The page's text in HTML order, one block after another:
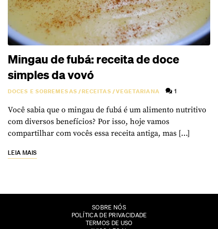
Mingau de fubá: receita de doce
simples da vovó
DOCES E SOBREMESAS/RECEITAS/VEGETARIANA 1
Você sabia que o mingau de fubá é um alimento nutritivo
com diversos benefícios? Por isso, hoje vamos
compartilhar com vocês essa receita antiga, mas […]
LEIA MAIS
SOBRE NÓS
POLÍTICA DE PRIVACIDADE
TERMOS DE USO